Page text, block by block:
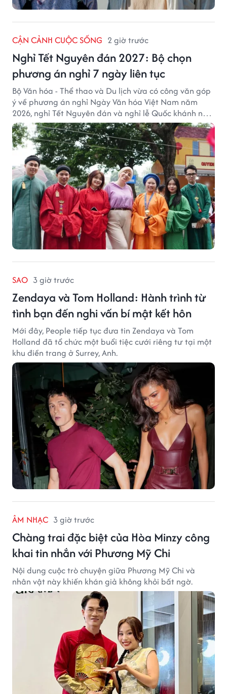
CẬN CẢNH CUỘC SỐNG 2 giờ trước
Nghỉ Tết Nguyên đán 2027: Bộ chọn
phương án nghỉ 7 ngày liên tục
Bộ Văn hóa - Thể thao và Du lịch vừa có công văn góp
ý về phương án nghỉ Ngày Văn hóa Việt Nam năm
2026, nghỉ Tết Nguyên đán và nghỉ lễ Quốc khánh năm
2027.
SAO 3 giờ trước
Zendaya và Tom Holland: Hành trình từ
tình bạn đến nghi vấn bí mật kết hôn
Mới đây, People tiếp tục đưa tin Zendaya và Tom
Holland đã tổ chức một buổi tiệc cưới riêng tư tại một
khu điền trang ở Surrey, Anh.
ÂM NHẠC 3 giờ trước
Chàng trai đặc biệt của Hòa Minzy công
khai tin nhắn với Phương Mỹ Chi
Nội dung cuộc trò chuyện giữa Phương Mỹ Chi và
nhân vật này khiến khán giả không khỏi bất ngờ.